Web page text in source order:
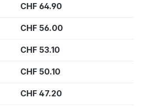
CHF 64.90
CHF 56.00
CHF 53.10
CHF 50.10
CHF 47.20